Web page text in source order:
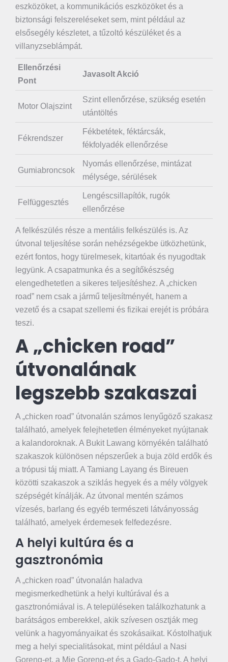
eszközöket, a kommunikációs eszközöket és a
biztonsági felszereléseket sem, mint például az
elsősegély készletet, a tűzoltó készüléket és a
villanyzseblámpát.
Ellenőrzési
Pont
Javasolt Akció
Motor Olajszint
Szint ellenőrzése, szükség esetén
utántöltés
Fékrendszer
Fékbetétek, féktárcsák,
fékfolyadék ellenőrzése
Gumiabroncsok
Nyomás ellenőrzése, mintázat
mélysége, sérülések
Felfüggesztés
Lengéscsillapítók, rugók
ellenőrzése
A felkészülés része a mentális felkészülés is. Az
útvonal teljesítése során nehézségekbe ütközhetünk,
ezért fontos, hogy türelmesek, kitartóak és nyugodtak
legyünk. A csapatmunka és a segítőkészség
elengedhetetlen a sikeres teljesítéshez. A „chicken
road” nem csak a jármű teljesítményét, hanem a
vezető és a csapat szellemi és fizikai erejét is próbára
teszi.
A „chicken road”
útvonalának
legszebb szakaszai
A „chicken road” útvonalán számos lenyűgöző szakasz
található, amelyek felejhetetlen élményeket nyújtanak
a kalandoroknak. A Bukit Lawang környékén található
szakaszok különösen népszerűek a buja zöld erdők és
a trópusi táj miatt. A Tamiang Layang és Bireuen
közötti szakaszok a sziklás hegyek és a mély völgyek
szépségét kínálják. Az útvonal mentén számos
vízesés, barlang és egyéb természeti látványosság
található, amelyek érdemesek felfedezésre.
A helyi kultúra és a
gasztronómia
A „chicken road” útvonalán haladva
megismerkedhetünk a helyi kultúrával és a
gasztronómiával is. A településeken találkozhatunk a
barátságos emberekkel, akik szívesen osztják meg
velünk a hagyományaikat és szokásaikat. Kóstolhatjuk
meg a helyi specialitásokat, mint például a Nasi
Goreng-et, a Mie Goreng-et és a Gado-Gado-t. A helyi